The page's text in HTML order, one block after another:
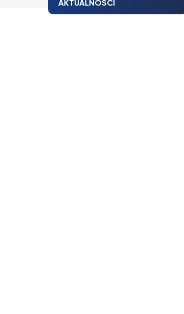
AKTUALNOŚCI